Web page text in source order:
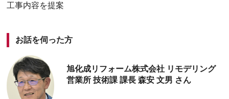
工事内容を提案
お話を伺った方
旭化成リフォーム株式会社 リモデリング
営業所 技術課 課長 森安 文男 さん